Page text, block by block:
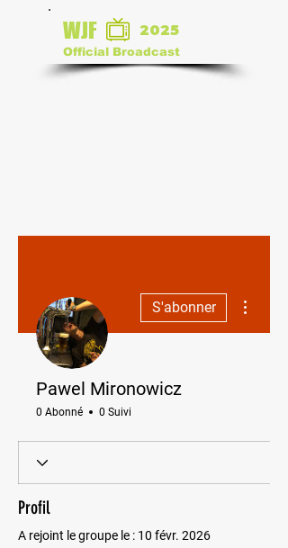
WJF
Official Broadcast
2025
S'abonner
Pawel Mironowicz
0 Abonné 0 Suivi
Profil
A rejoint le groupe le : 10 févr. 2026